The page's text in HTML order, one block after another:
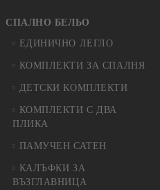
СПАЛНО БЕЛЬО
ЕДИНИЧНО ЛЕГЛО
КОМПЛЕКТИ ЗА СПАЛНЯ
ДЕТСКИ КОМПЛЕКТИ
КОМПЛЕКТИ С ДВА
ПЛИКА
ПАМУЧЕН САТЕН
КАЛЪФКИ ЗА
ВЪЗГЛАВНИЦА